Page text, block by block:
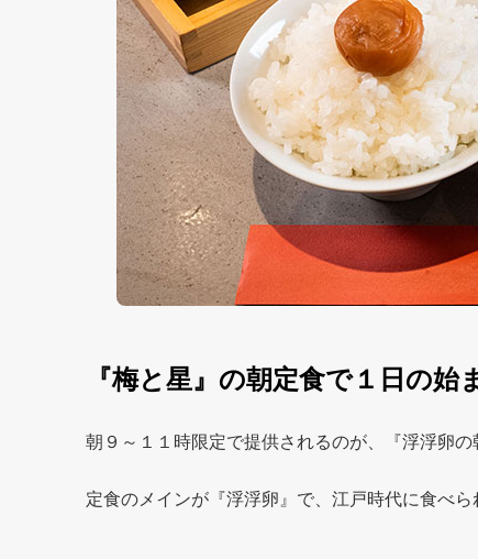
『梅と星』の朝定食で１日の始
朝９～１１時限定で提供されるのが、『浮浮卵
定食のメインが『浮浮卵』で、江戸時代に食べ